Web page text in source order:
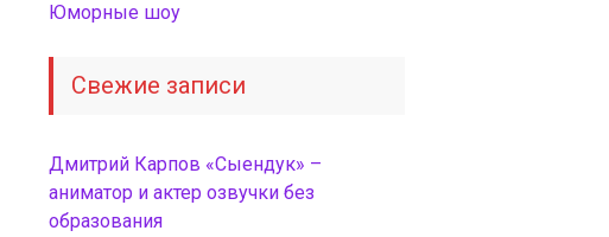
Юморные шоу
Свежие записи
Дмитрий Карпов «Сыендук» –
аниматор и актер озвучки без
образования